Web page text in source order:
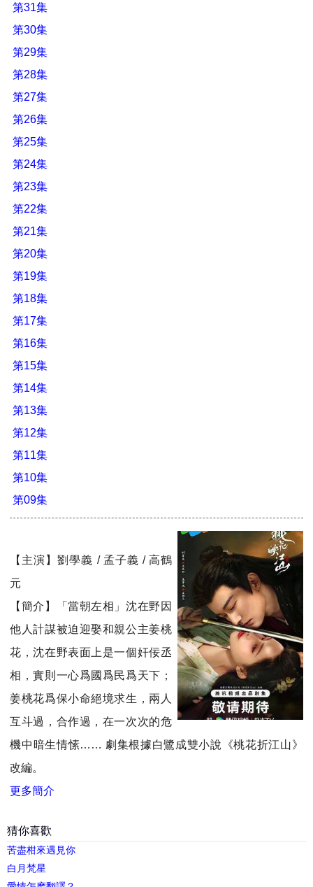
第31集
第30集
第29集
第28集
第27集
第26集
第25集
第24集
第23集
第22集
第21集
第20集
第19集
第18集
第17集
第16集
第15集
第14集
第13集
第12集
第11集
第10集
第09集
【主演】劉學義 / 孟子義 / 高鶴
元
【簡介】「當朝左相」沈在野因
他人計謀被迫迎娶和親公主姜桃
花，沈在野表面上是一個奸佞丞
相，實則一心爲國爲民爲天下；
姜桃花爲保小命絕境求生，兩人
互斗過，合作過，在一次次的危
機中暗生情愫…… 劇集根據白鷺成雙小說《桃花折江山》
改編。
更多簡介
猜你喜歡
苦盡柑來遇見你
白月梵星